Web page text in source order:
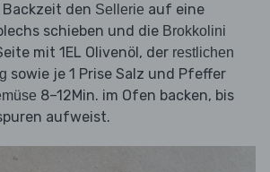
Backzeit den Sellerie auf eine
schieben und die Brokkolini
mit 1EL Olivenöl, der restlichen
sowie je 1 Prise Salz und Pfeffer
8–12Min. im Ofen backen, bis
aufweist.